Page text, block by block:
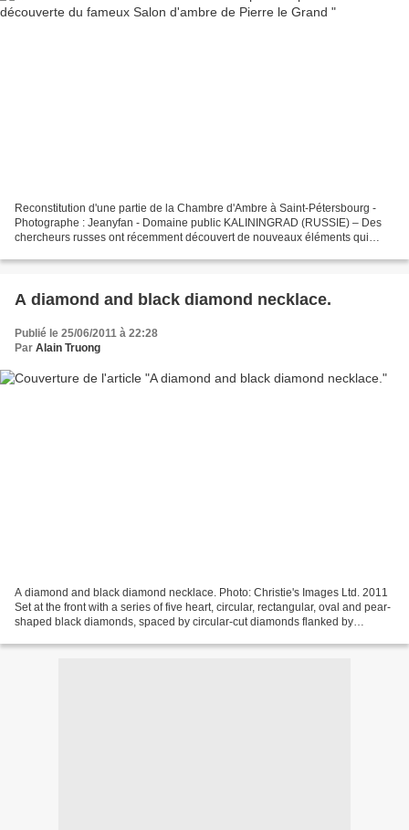
Reconstitution d'une partie de la Chambre d'Ambre à Saint-Pétersbourg -
Photographe : Jeanyfan - Domaine public KALININGRAD (RUSSIE) – Des
chercheurs russes ont récemment découvert de nouveaux éléments qui
A diamond and black diamond necklace.
Publié le 25/06/2011 à 22:28
Par Alain Truong
A diamond and black diamond necklace. Photo: Christie's Images Ltd. 2011
Set at the front with a series of five heart, circular, rectangular, oval and pear-
shaped black diamonds, spaced by circular-cut diamonds flanked by